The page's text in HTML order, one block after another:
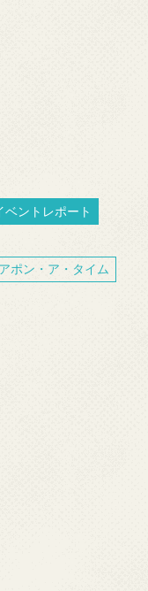
ントレポート
ポン・ア・タイム